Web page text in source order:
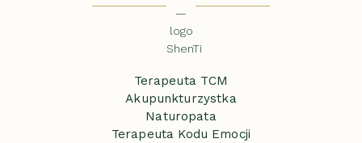
Terapeuta TCM
Akupunkturzystka
Naturopata
Terapeuta Kodu Emocji